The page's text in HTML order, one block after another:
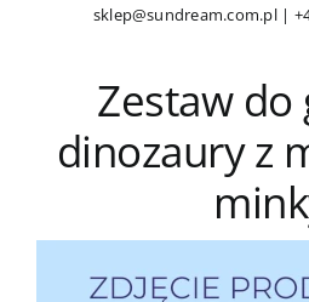
Kategorie
Strefa Klienta
sklep@sundream.com.pl|
Zestaw do
dinozaury z